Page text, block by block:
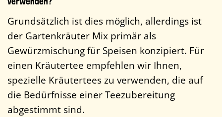
Grundsätzlich ist dies möglich, allerdings ist
der Gartenkräuter Mix primär als
Gewürzmischung für Speisen konzipiert. Für
einen Kräutertee empfehlen wir Ihnen,
spezielle Kräutertees zu verwenden, die auf
die Bedürfnisse einer Teezubereitung
abgestimmt sind.